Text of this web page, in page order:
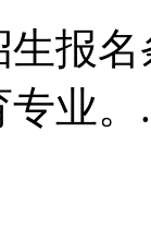
报
业。